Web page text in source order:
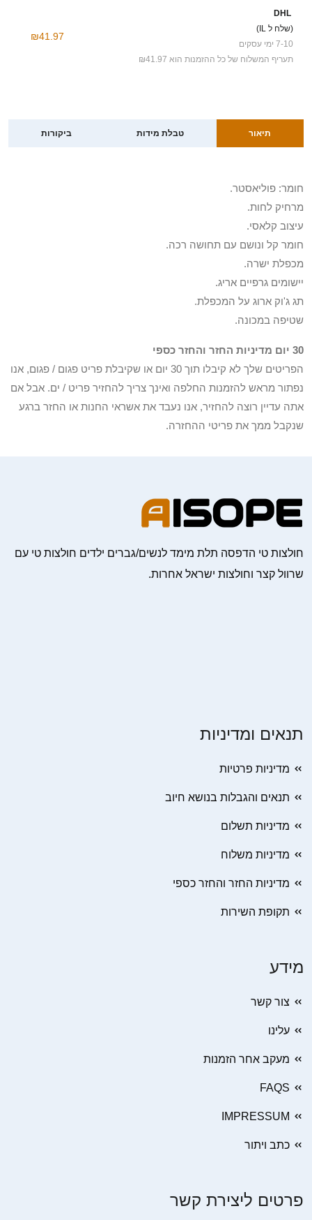
DHL
(שלח ל IL)
7-10 ימי עסקים
תעריף המשלוח של כל ההזמנות הוא ₪41.97
₪41.97
תיאור טבלת מידות ביקורות
חומר: פוליאסטר.
מרחיק לחות.
עיצוב קלאסי.
חומר קל ונושם עם תחושה רכה.
מכפלת ישרה.
יישומים גרפיים אריג.
תג ג'וק ארוג על המכפלת.
שטיפה במכונה.
30 יום מדיניות החזר והחזר כספי
הפריטים שלך לא קיבלו תוך 30 יום או שקיבלת פריט פגום / פגום, אנו
נפתור מראש להזמנות החלפה ואינך צריך להחזיר פריט / ים. אבל אם
אתה עדיין רוצה להחזיר, אנו נעבד את אשראי החנות או החזר ברגע
שנקבל ממך את פריטי ההחזרה.
חולצות טי הדפסה תלת מימד לנשים/גברים ילדים חולצות טי עם
שרוול קצר וחולצות ישראל אחרות.
תנאים ומדיניות
מדיניות פרטיות
תנאים והגבלות בנושא חיוב
מדיניות תשלום
מדיניות משלוח
מדיניות החזר והחזר כספי
תקופת השירות
מידע
צור קשר
עלינו
מעקב אחר הזמנות
FAQS
IMPRESSUM
כתב ויתור
פרטים ליצירת קשר